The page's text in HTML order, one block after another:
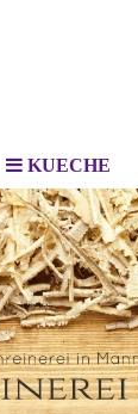
KUECHE